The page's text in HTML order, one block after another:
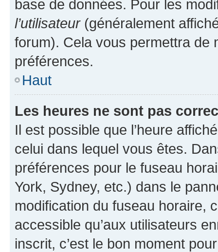
base de données. Pour les
l’utilisateur(généralement
forum). Cela vous permettra de
préférences.
Haut
Les heures ne sont pas
Il est possible que l’heure
celui dans lequel vous êtes.
préférences pour le fuseau
York, Sydney, etc.) dans le
modification du fuseau horaire,
accessible qu’aux utilisateurs
inscrit, c’est le bon moment